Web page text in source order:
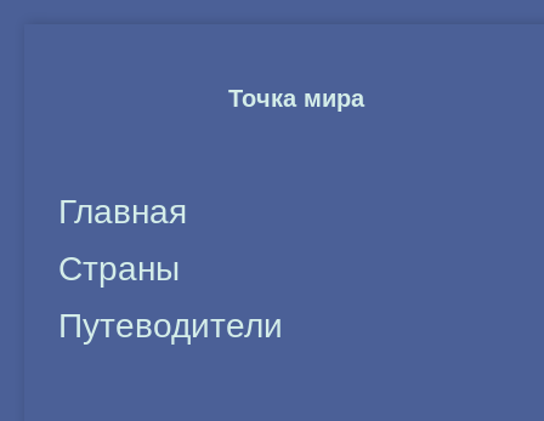
Точка мира
Главная
Страны
Путеводители